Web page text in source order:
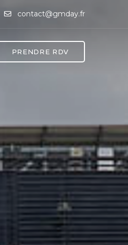
contact@gmday.fr
PRENDRE RDV